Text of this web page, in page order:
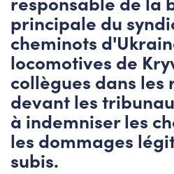
principale du
cheminots
locomotives de
collègues dans les
devant les
à indemniser les
les dommages
subis.